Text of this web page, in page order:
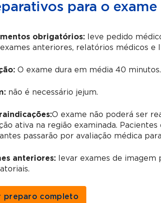
para o exame
obrigatórios:leve pedido
anteriores, relatórios médicos e
O exame dura em média 40 minutos.
não é necessário jejum.
O exame não poderá ser
ativa na região examinada.
passarão por avaliação médica
anteriores:levar exames de imagem
preparo completo